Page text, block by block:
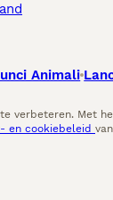
Animali
verbeteren. Met
en cookiebeleid